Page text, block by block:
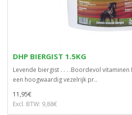
DHP BIERGIST 1.5KG
Levende biergist . . . .Boordevol
een hoogwaardig vezelrijk pr..
11,95€
Excl. BTW: 9,88€